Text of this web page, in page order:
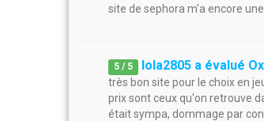
site de sephora m'a encore
5 / 5 lola2805 a évalué
très bon site pour le choix en
prix sont ceux qu'on retrouve
était sympa, dommage par